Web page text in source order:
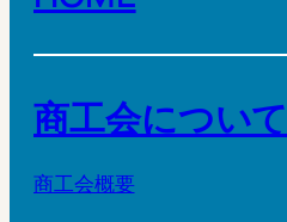
商工会について
商工会概要